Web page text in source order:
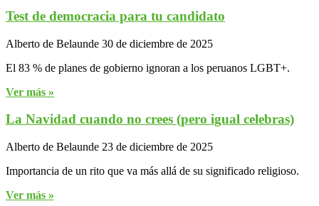
Test de democracia para tu candidato
Alberto de Belaunde 30 de diciembre de 2025
El 83 % de planes de gobierno ignoran a los peruanos LGBT+.
Ver más »
La Navidad cuando no crees (pero igual celebras)
Alberto de Belaunde 23 de diciembre de 2025
Importancia de un rito que va más allá de su significado religioso.
Ver más »